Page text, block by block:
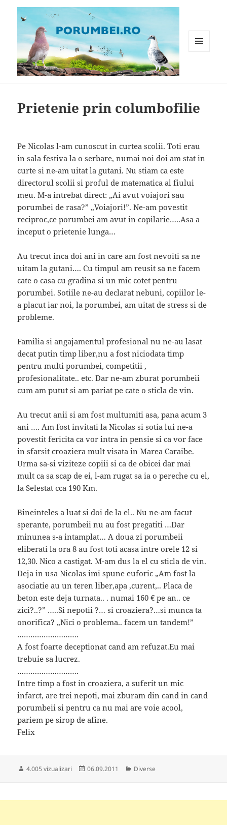
Prietenie prin columbofilie
Pe Nicolas l-am cunoscut in curtea scolii. Toti erau
in sala festiva la o serbare, numai noi doi am stat in
curte si ne-am uitat la gutani. Nu stiam ca este
directorul scolii si proful de matematica al fiului
meu. M-a intrebat direct: „Ai avut voiajori sau
porumbei de rasa?” „Voiajori!”. Ne-am povestit
reciproc,ce porumbei am avut in copilarie…..Asa a
inceput o prietenie lunga…
Au trecut inca doi ani in care am fost nevoiti sa ne
uitam la gutani…. Cu timpul am reusit sa ne facem
cate o casa cu gradina si un mic cotet pentru
porumbei. Sotiile ne-au declarat nebuni, copiilor le-
a placut iar noi, la porumbei, am uitat de stress si de
probleme.
Familia si angajamentul profesional nu ne-au lasat
decat putin timp liber,nu a fost niciodata timp
pentru multi porumbei, competitii ,
profesionalitate.. etc. Dar ne-am zburat porumbeii
cum am putut si am pariat pe cate o sticla de vin.
Au trecut anii si am fost multumiti asa, pana acum 3
ani …. Am fost invitati la Nicolas si sotia lui ne-a
povestit fericita ca vor intra in pensie si ca vor face
in sfarsit croaziera mult visata in Marea Caraibe.
Urma sa-si viziteze copiii si ca de obicei dar mai
mult ca sa scap de ei, l-am rugat sa ia o pereche cu el,
la Selestat cca 190 Km.
Bineinteles a luat si doi de la el.. Nu ne-am facut
sperante, porumbeii nu au fost pregatiti …Dar
minunea s-a intamplat… A doua zi porumbeii
eliberati la ora 8 au fost toti acasa intre orele 12 si
12,30. Nico a castigat. M-am dus la el cu sticla de vin.
Deja in usa Nicolas imi spune euforic „Am fost la
asociatie au un teren liber,apa ,curent,.. Placa de
beton este deja turnata.. . numai 160 € pe an.. ce
zici?..?” …..Si nepotii ?… si croaziera?…si munca ta
onorifica? „Nici o problema.. facem un tandem!”
……………………….
A fost foarte deceptionat cand am refuzat.Eu mai
trebuie sa lucrez.
……………………….
Intre timp a fost in croaziera, a suferit un mic
infarct, are trei nepoti, mai zburam din cand in cand
porumbeii si pentru ca nu mai are voie acool,
pariem pe sirop de afine.
Felix
4.005 vizualizari
Publicat
06.09.2011 Categorii
Diverse